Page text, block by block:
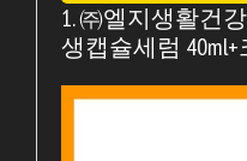
1. ㈜엘지생활건
생캡슐세럼 40ml+